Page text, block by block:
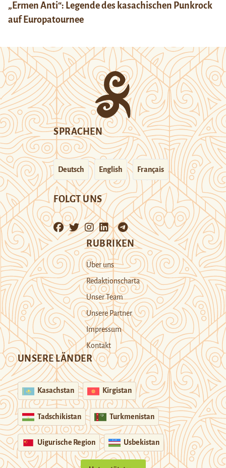
„Ermen Anti“: Legende des kasachischen Punkrock
auf Europatournee
SPRACHEN
Deutsch English Français
FOLGT UNS
RUBRIKEN
Über uns
Redaktionscharta
Unser Team
Unsere Partner
Impressum
Kontakt
UNSERE LÄNDER
Kasachstan Kirgistan
Tadschikistan Turkmenistan
Uigurische Region Usbekistan